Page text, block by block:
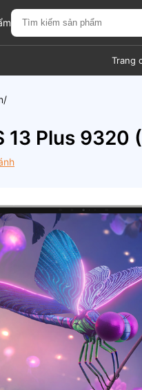
Trang
13 Plus 9320